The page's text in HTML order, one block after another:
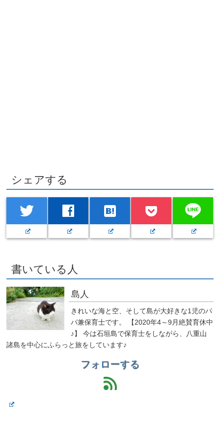
シェアする
twitter facebook hatenabookmark line
書いている人
島人
きれいな海と空、そして島が大好きな1児のパ
パ兼保育士です。 【2020年4～9月絶賛育休中
♪】 今は石垣島で保育士をしながら、八重山
諸島を中心にふらっと旅をしています♪
フォローする
feed